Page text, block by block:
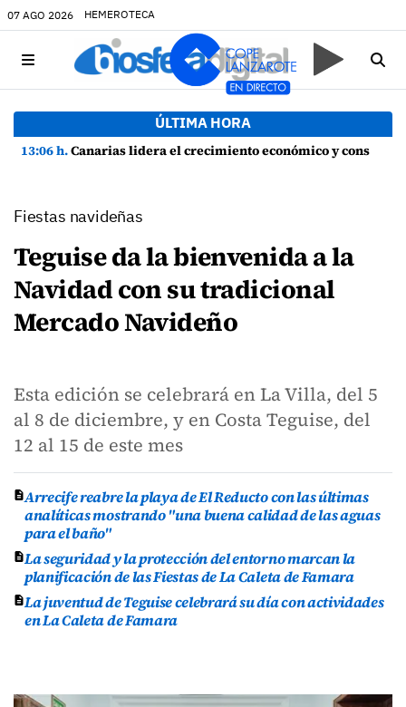
07 AGO 2026 HEMEROTECA
ÚLTIMA HORA
13:06 h.Canarias lidera el crecimiento económico y consolida su recuperación con un empleo en máximos históricos
Fiestas navideñas
Teguise da la bienvenida a la
Navidad con su tradicional
Mercado Navideño
Esta edición se celebrará en La Villa, del 5
al 8 de diciembre, y en Costa Teguise, del
12 al 15 de este mes
Arrecife reabre la playa de El Reducto con las últimas
analíticas mostrando "una buena calidad de las aguas
para el baño"
La seguridad y la protección del entorno marcan la
planificación de las Fiestas de La Caleta de Famara
La juventud de Teguise celebrará su día con actividades
en La Caleta de Famara